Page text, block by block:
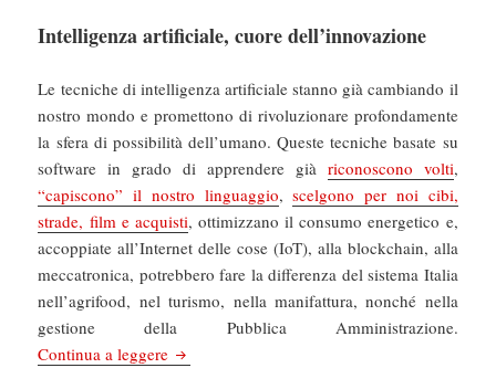
Intelligenza artificiale, cuore dell’innovazione
Le tecniche di intelligenza artificiale stanno già cambiando il
nostro mondo e promettono di rivoluzionare profondamente
la sfera di possibilità dell’umano. Queste tecniche basate su
software in grado di apprendere già riconoscono volti,
“capiscono” il nostro linguaggio,scelgono per noi cibi,
strade, film e acquisti, ottimizzano il consumo energetico e,
accoppiate all’Internet delle cose (IoT), alla blockchain, alla
meccatronica, potrebbero fare la differenza del sistema Italia
nell’agrifood, nel turismo, nella manifattura, nonché nella
gestione della Pubblica Amministrazione.
Continua a leggere La Repubblica: Mise: al via la consultazione